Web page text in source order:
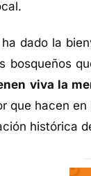
ha dado la
bosqueños
viva la
que hacen
histórica